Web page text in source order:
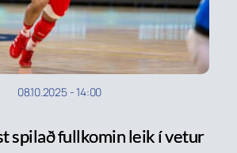
08.10.2025-14:00
spilað fullkomin leik í vetur